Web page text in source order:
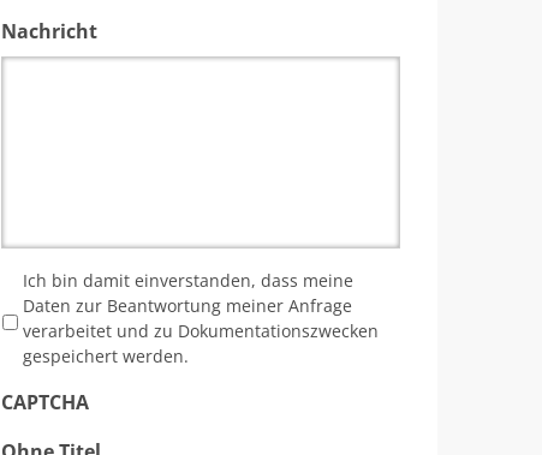
Nachricht
Ich bin damit einverstanden, dass meine
Daten zur Beantwortung meiner Anfrage
verarbeitet und zu Dokumentationszwecken
gespeichert werden.
CAPTCHA